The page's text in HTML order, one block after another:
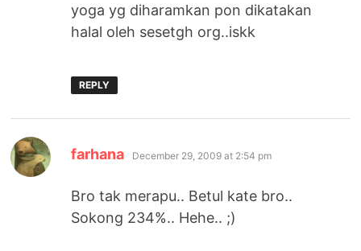
yoga yg diharamkan pon dikatakan
halal oleh sesetgh org..iskk
REPLY
farhana says:
December 29, 2009 at 2:54 pm
Bro tak merapu.. Betul kate bro..
Sokong 234%.. Hehe.. ;)